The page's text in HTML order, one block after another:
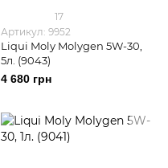
17
Артикул: 9952
Liqui Moly Molygen 5W-30,
5л. (9043)
4 680 грн